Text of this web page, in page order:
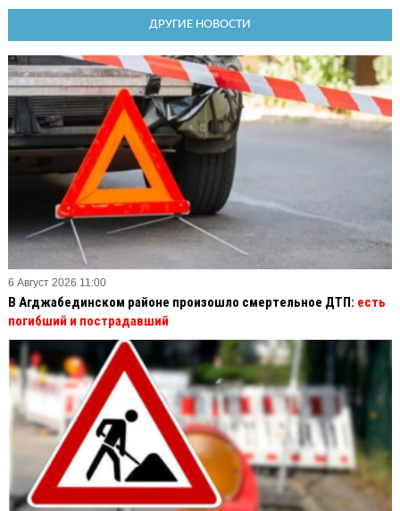
ДРУГИЕ НОВОСТИ
6 Август 2026 11:00
В Агджабединском районе произошло смертельное ДТП: есть
погибший и пострадавший